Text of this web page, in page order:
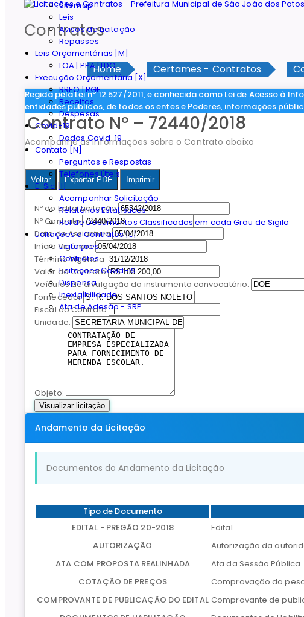
Sitemap
Leis
Avisos de Licitação
Repasses
Leis Orçamentárias [M]
LOA | PPA | LDO
Execução Orçamentária [X]
RREO | RGF
Receitas
Despesas
Covid-19
Dados Covid-19
Contato [N]
Perguntas e Respostas
Telefones Úteis
E-Sic [I]
Acompanhar Solicitação
Relatórios Estatísticos
Rol de Documentos Classificados em cada Grau de Sigilo
Licitações e Contratos [L]
Licitações
Contratos
Licitações Covid-19
Dispensa
Inexigibilidade
Ata de Adesão - SRP
Contratos
Home Certames - Contratos
Regida pela Lei nº 12.527/2011, e conhecida como Lei de Acesso
entidades públicos, de todos os entes e Poderes, informações
Contrato Nº – 72440/2018
Acompanhe as informações sobre o Contrato abaixo
Voltar Exportar PDF Imprimir
Nº do Edital Licitação
Nº Contrato
Data de Assiantura
Início Vigência
Término Vigência
Valor do Contrato
Veículos de divulgação do instrumento convocatório:
Fornecedor
Fiscal do Contrato
Unidade:
Objeto:
Visualizar licitação
Andamento da Licitação
Documentos do Andamento da Licitação
Tipo de Documento
EDITAL - PREGÃO 20-2018
Edital
AUTORIZAÇÃO
Autorização da
ATA COM PROPOSTA REALINHADA
Ata da Sessão Pública
COTAÇÃO DE PREÇOS
Comprovação da
COMPROVANTE DE PUBLICAÇÃO DO EDITAL Comprovante de